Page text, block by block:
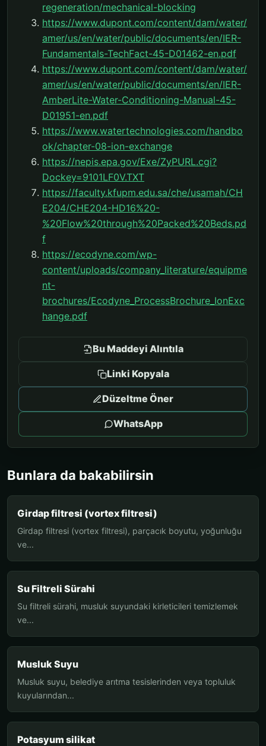
regeneration/mechanical-blocking
https://www.dupont.com/content/dam/water/
amer/us/en/water/public/documents/en/IER-
Fundamentals-TechFact-45-D01462-en.pdf
https://www.dupont.com/content/dam/water/
amer/us/en/water/public/documents/en/IER-
AmberLite-Water-Conditioning-Manual-45-
D01951-en.pdf
https://www.watertechnologies.com/handbo
ok/chapter-08-ion-exchange
https://nepis.epa.gov/Exe/ZyPURL.cgi?
Dockey=9101LF0V.TXT
https://faculty.kfupm.edu.sa/che/usamah/CH
E204/CHE204-HD16%20-
%20Flow%20through%20Packed%20Beds.pd
f
https://ecodyne.com/wp-
content/uploads/company_literature/equipme
nt-
brochures/Ecodyne_ProcessBrochure_IonExc
hange.pdf
Bu Maddeyi Alıntıla
Linki Kopyala
Düzeltme Öner
WhatsApp
Bunlara da bakabilirsin
Girdap filtresi (vortex filtresi)
Girdap filtresi (vortex filtresi), parçacık boyutu, yoğunluğu
ve...
Su Filtreli Sürahi
Su filtreli sürahi, musluk suyundaki kirleticileri temizlemek
ve...
Musluk Suyu
Musluk suyu, belediye arıtma tesislerinden veya topluluk
kuyularından...
Potasyum silikat